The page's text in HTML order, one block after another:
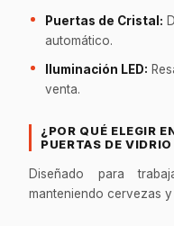
Puertas de Cristal:
automático.
Iluminación LED:
venta.
¿POR QUÉ ELEGIR
PUERTAS DE
Diseñado para
manteniendo cervezas